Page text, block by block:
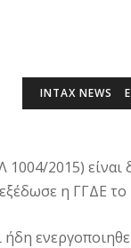
INTAX NEWS
2015) είναι
η ΓΓΔΕ το